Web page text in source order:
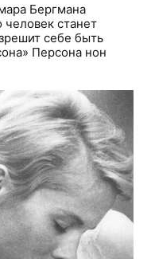
Бергмана
человек станет
себе быть
Персона нон